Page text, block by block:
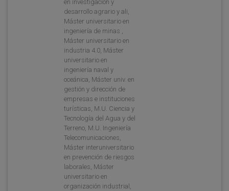
en investigación y
desarrollo agrario y ali,
Máster universitario en
ingeniería de minas ,
Máster universitario en
industria 4.0, Máster
universitario en
ingeniería naval y
oceánica, Máster univ. en
gestión y dirección de
empresas e instituciones
turísticas, M.U. Ciencia y
Tecnología del Agua y del
Terreno, M.U. Ingeniería
Telecomunicaciones,
Máster interuniversitario
en prevención de riesgos
laborales, Máster
universitario en
organización industrial,